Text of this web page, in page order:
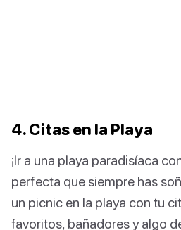
4. Citas en la Playa
¡Ir a una playa paradisíaca
perfecta que siempre has
un picnic en la playa con tu
favoritos, bañadores y algo